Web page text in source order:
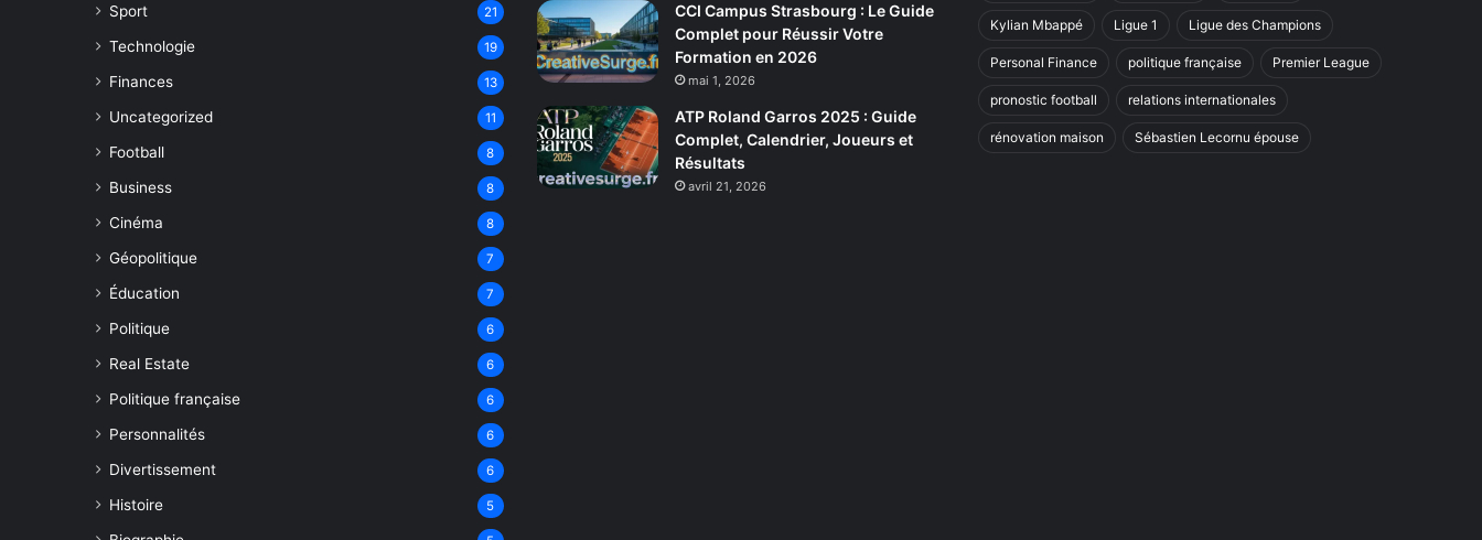
Sport 21
Technologie 19
Finances 13
Uncategorized 11
Football 8
Business 8
Cinéma 8
Géopolitique 7
Éducation 7
Politique 6
Real Estate 6
Politique française 6
Personnalités 6
Divertissement 6
Histoire 5
CCI Campus Strasbourg : Le Guide
Complet pour Réussir Votre
Formation en 2026
mai 1, 2026
ATP Roland Garros 2025 : Guide
Complet, Calendrier, Joueurs et
Résultats
avril 21, 2026
Kylian Mbappé Ligue 1 Ligue des Champions
Personal Finance politique française Premier League
pronostic football relations internationales
rénovation maison Sébastien Lecornu épouse